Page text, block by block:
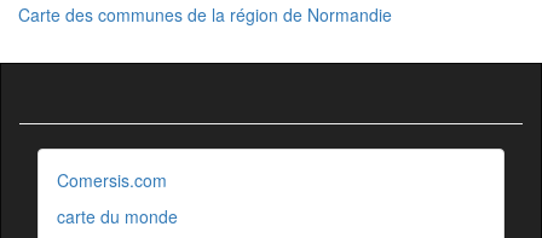
Carte des communes de la région de Normandie
Comersis.com
carte du monde